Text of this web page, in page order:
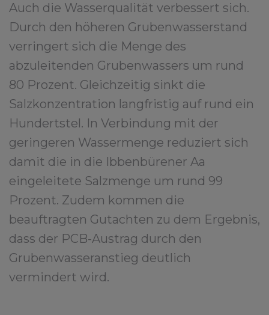
Auch die Wasserqualität verbessert sich.
Durch den höheren Grubenwasserstand
verringert sich die Menge des
abzuleitenden Grubenwassers um rund
80 Prozent. Gleichzeitig sinkt die
Salzkonzentration langfristig auf rund ein
Hundertstel. In Verbindung mit der
geringeren Wassermenge reduziert sich
damit die in die Ibbenbürener Aa
eingeleitete Salzmenge um rund 99
Prozent. Zudem kommen die
beauftragten Gutachten zu dem Ergebnis,
dass der PCB-Austrag durch den
Grubenwasseranstieg deutlich
vermindert wird.